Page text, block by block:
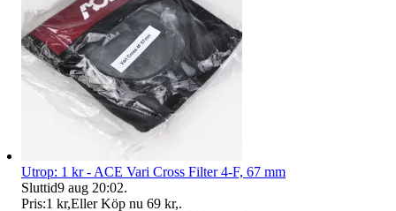
Utrop: 1 kr - ACE Vari Cross Filter 4-F, 67 mm
Sluttid9 aug 20:02.
Pris:1 kr,Eller Köp nu 69 kr,.